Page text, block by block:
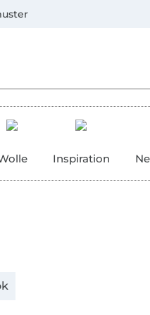
Inspiration
Kauf auf Rechnung,